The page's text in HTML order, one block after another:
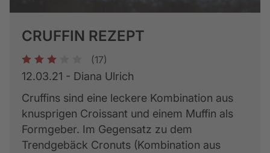
CRUFFIN REZEPT
1 2 3 (17)
12.03.21 - Diana Ulrich
Cruffins sind eine leckere Kombination aus
knusprigen Croissant und einem Muffin als
Formgeber. Im Gegensatz zu dem
Trendgebäck Cronuts (Kombination aus